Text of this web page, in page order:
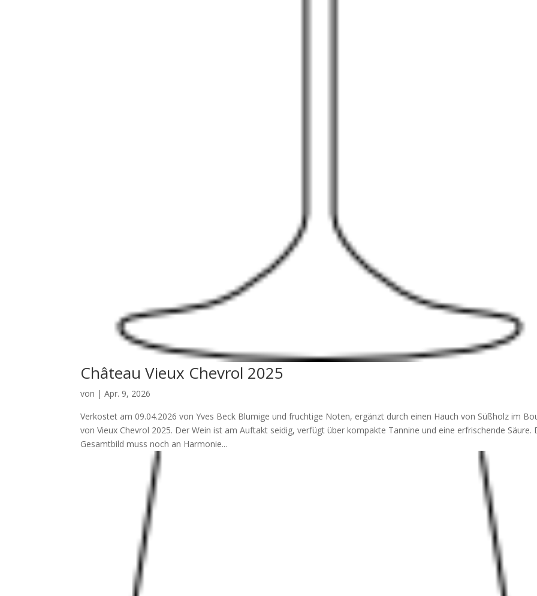
Château Vieux Chevrol 2025
von |Apr. 9, 2026
Verkostet am 09.04.2026 von Yves Beck Blumige und fruchtige Noten, ergänzt durch einen Hauch von Süßholz im
von Vieux Chevrol 2025. Der Wein ist am Auftakt seidig, verfügt über kompakte Tannine und eine erfrischende Säure.
Gesamtbild muss noch an Harmonie...